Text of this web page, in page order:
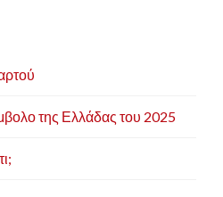
της Ελλάδας του 2025